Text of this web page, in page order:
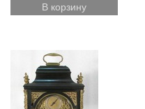
В корзину